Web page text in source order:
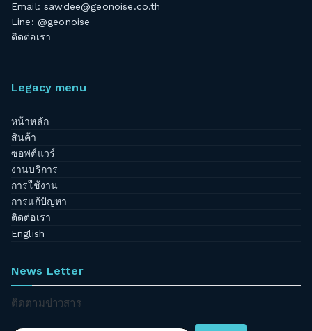
Email:sawdee@geonoise.co.th
Line: @geonoise
ติดต่อเรา
Legacy menu
หน้าหลัก
สินค้า
ซอฟต์แวร์
งานบริการ
การใช้งาน
การแก้ปัญหา
ติดต่อเรา
English
News Letter
ติดตามข่าวสาร